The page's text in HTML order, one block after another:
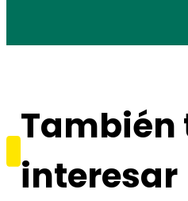
También
interesar